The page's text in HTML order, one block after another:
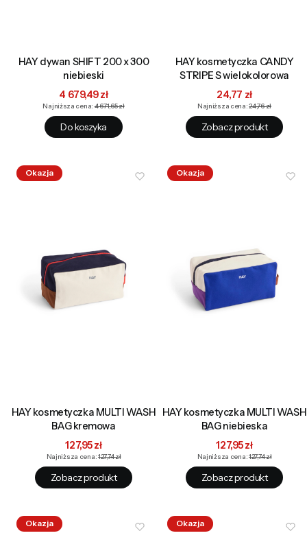
HAY dywan SHIFT 200 x 300
niebieski
Cena promocyjna
4 679,49 zł
Najniższa cena: 4 671,65 zł
Do koszyka
HAY kosmetyczka CANDY
STRIPE S wielokolorowa
Cena promocyjna
24,77 zł
Najniższa cena: 24,76 zł
Zobacz produkt
Okazja
HAY kosmetyczka MULTI WASH
BAG kremowa
Cena promocyjna
127,95 zł
Najniższa cena:127,74 zł
Zobacz produkt
Okazja
HAY kosmetyczka MULTI WASH
BAG niebieska
Cena promocyjna
127,95 zł
Najniższa cena:127,74 zł
Zobacz produkt
Okazja Okazja